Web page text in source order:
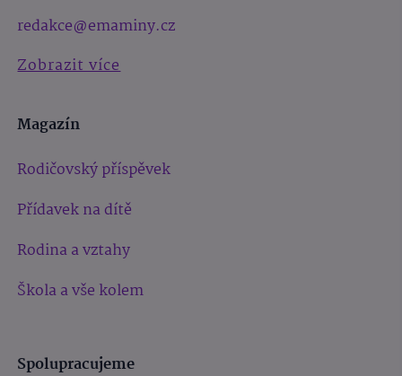
redakce@emaminy.cz
Zobrazit více
Magazín
Rodičovský příspěvek
Přídavek na dítě
Rodina a vztahy
Škola a vše kolem
Spolupracujeme